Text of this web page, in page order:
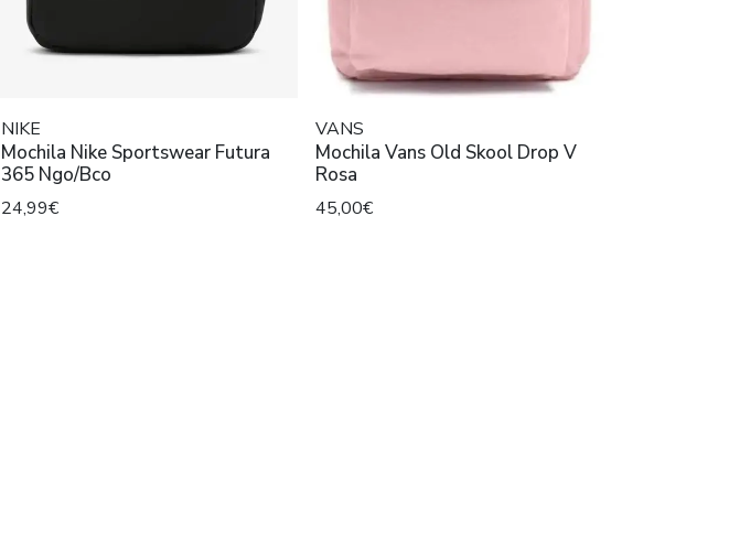
NIKE
Mochila Nike Sportswear Futura
365 Ngo/Bco
24,99€
VANS
Mochila Vans Old Skool Drop V
Rosa
45,00€